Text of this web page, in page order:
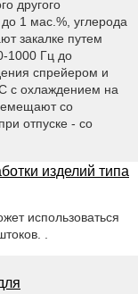
другого
1 мас.%, углерода
закалке путем
1000 Гц до
спрейером и
с охлаждением на
со
отпуске - со
изделий типа
использоваться
.